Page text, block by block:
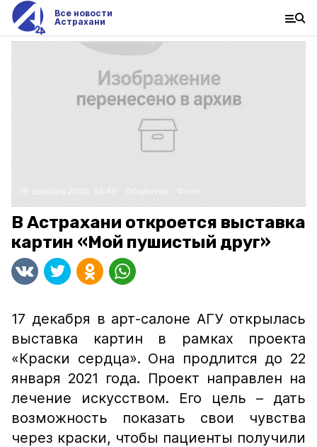
Все новости
Астрахани
В Астрахани откроется выставка
картин «Мой пушистый друг»
17 декабря в арт-салоне АГУ открылась
выставка картин в рамках проекта
«Краски сердца». Она продлится до 22
января 2021 года. Проект направлен на
лечение искусством. Его цель – дать
возможность показать свои чувства
через краски, чтобы пациенты получили